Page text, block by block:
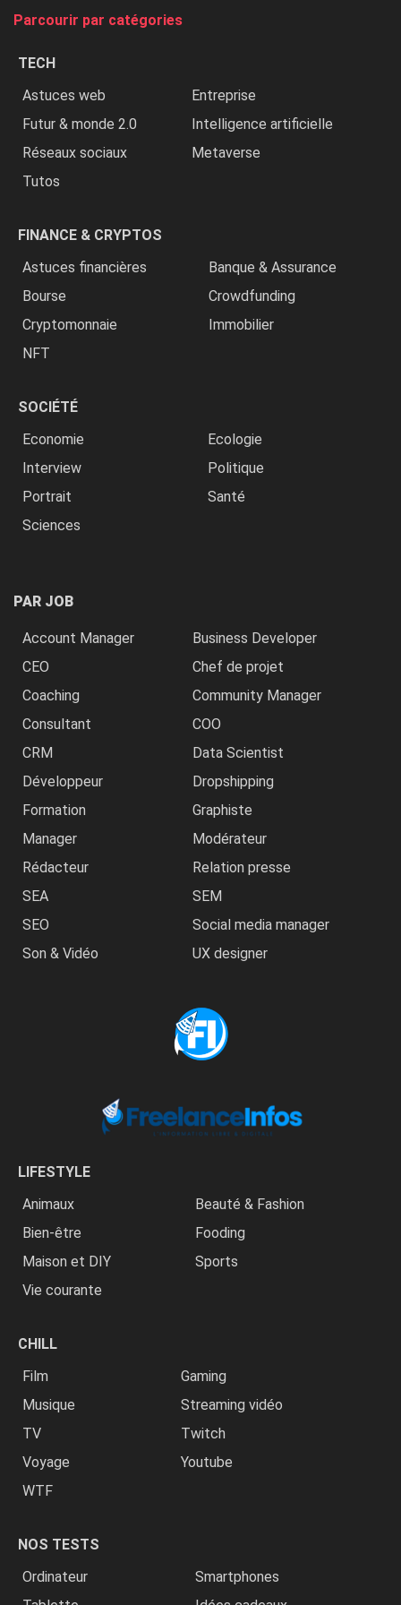
Parcourir par catégories
TECH
Astuces web
Entreprise
Futur & monde 2.0
Intelligence artificielle
Réseaux sociaux
Metaverse
Tutos
FINANCE & CRYPTOS
Astuces financières
Banque & Assurance
Bourse
Crowdfunding
Cryptomonnaie
Immobilier
NFT
SOCIÉTÉ
Economie
Ecologie
Interview
Politique
Portrait
Santé
Sciences
PAR JOB
Account Manager
Business Developer
CEO
Chef de projet
Coaching
Community Manager
Consultant
COO
CRM
Data Scientist
Développeur
Dropshipping
Formation
Graphiste
Manager
Modérateur
Rédacteur
Relation presse
SEA
SEM
SEO
Social media manager
Son & Vidéo
UX designer
LIFESTYLE
Animaux
Beauté & Fashion
Bien-être
Fooding
Maison et DIY
Sports
Vie courante
CHILL
Film
Gaming
Musique
Streaming vidéo
TV
Twitch
Voyage
Youtube
WTF
NOS TESTS
Ordinateur
Smartphones